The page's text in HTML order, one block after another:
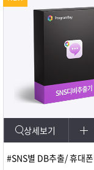
상세보기